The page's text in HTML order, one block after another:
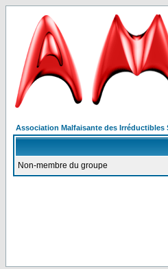
Association Malfaisante des
Non-membre du groupe